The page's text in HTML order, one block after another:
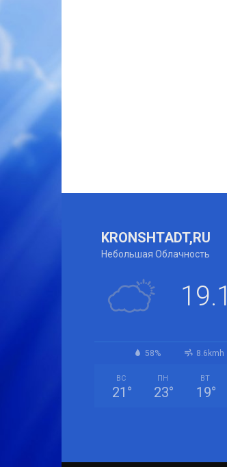
KRONSHTADT,RU
Небольшая Облачность
19.1
58% 8.6kmh
ВС
21 °
ПН
23°
ВТ
19°